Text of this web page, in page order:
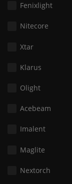
Fenixlight
Nitecore
Xtar
Klarus
Olight
Acebeam
Imalent
Maglite
Nextorch